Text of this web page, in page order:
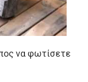
να φωτίσετε